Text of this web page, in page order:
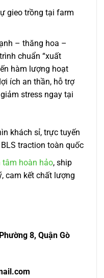
gieo trồng tại farm
– thăng hoa –
chuẩn “xuất
hàm lượng hoạt
ích an thần, hỗ trợ
stress ngay tại
khách sỉ, trực tuyến
traction toàn quốc
tâm hoàn hảo, ship
cam kết chất lượng
8, Quận Gò